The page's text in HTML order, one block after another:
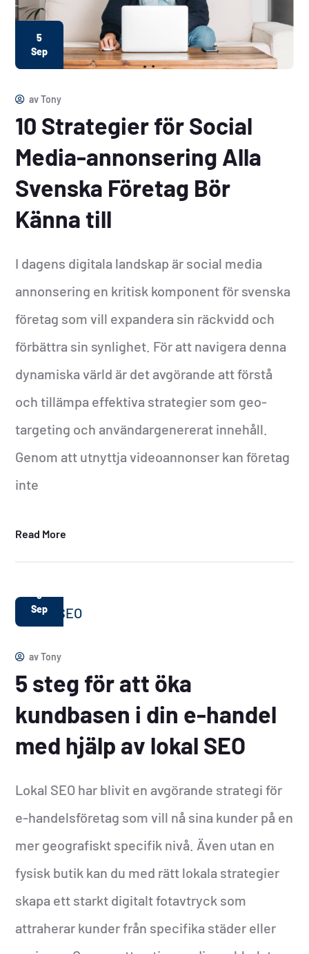
5
Sep
avTony
10 Strategier för Social
Media-annonsering Alla
Svenska Företag Bör
Känna till
I dagens digitala landskap är social media
annonsering en kritisk komponent för svenska
företag som vill expandera sin räckvidd och
förbättra sin synlighet. För att navigera denna
dynamiska värld är det avgörande att förstå
och tillämpa effektiva strategier som geo-
targeting och användargenererat innehåll.
Genom att utnyttja videoannonser kan företag
inte
Read More
5
Sep
avTony
5 steg för att öka
kundbasen i din e-handel
med hjälp av lokal SEO
Lokal SEO har blivit en avgörande strategi för
e-handelsföretag som vill nå sina kunder på en
mer geografiskt specifik nivå. Även utan en
fysisk butik kan du med rätt lokala strategier
skapa ett starkt digitalt fotavtryck som
attraherar kunder från specifika städer eller